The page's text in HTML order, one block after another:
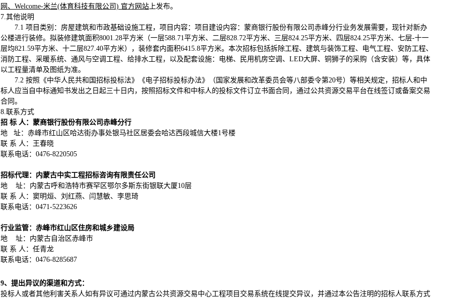
网、Welcome-米兰(体育科技有限公司) 官方网站 上发布。
7.其他说明
7.1 项目类别：房屋建筑和市政基础设施工程，项目内容：项目建设内容：蒙商银行股份有限公司赤峰分行业务发展需要，现针对新办
公楼进行装修。拟装修建筑面积8001.28平方米（一层588.71平方米、二层828.72平方米、三层824.25平方米、四层824.25平方米、七层-十一
层均821.59平方米、十二层827.40平方米），装修套内面积6415.8平方米。本次招标包括拆除工程、建筑与装饰工程、电气工程、安防工程、
消防工程、采暖系统、通风与空调工程、给排水工程，以及配套设施：电梯、民用机房空调、LED大屏、铜狮子的采购（含安装）等，具体
以工程量清单及图纸为准。
7.2 按照《中华人民共和国招标投标法》《电子招标投标办法》（国家发展和改革委员会等八部委令第20号）等相关规定，招标人和中
标人应当自中标通知书发出之日起三十日内，按照招标文件和中标人的投标文件订立书面合同，通过公共资源交易平台在线签订或备案交易
合同。
8.联系方式
招 标 人： 蒙商银行股份有限公司赤峰分行
地 址： 赤峰市红山区哈达街办事处银马社区居委会哈达西段城信大楼1号楼
联 系 人：王春晓
联系电话：0476-8220505
招标代理： 内蒙古中实工程招标咨询有限责任公司
地 址：内蒙古呼和浩特市赛罕区鄂尔多斯东街银联大厦10层
联 系 人： 窦明烜、刘红燕、闫慧敏、李思琦
联系电话： 0471-5223626
行业监管：赤峰市红山区住房和城乡建设局
地 址： 内蒙古自治区赤峰市
联 系 人：任青龙
联系电话：0476-8285687
9、 提出异议的渠道和方式：
投标人或者其他利害关系人如有异议可通过内蒙古公共资源交易中心工程项目交易系统在线提交异议，并通过本公告注明的招标人联系方式